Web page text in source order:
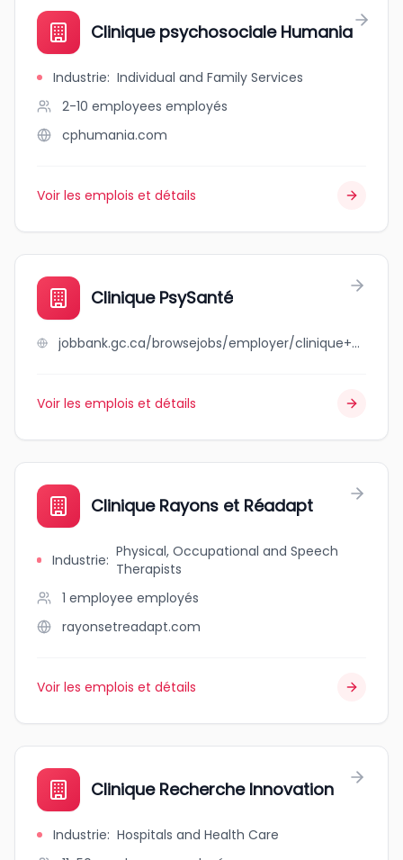
Clinique psychosociale Humania
Industrie: Individual and Family Services
2-10 employees employés
cphumania.com
Voir les emplois et détails
Clinique PsySanté
jobbank.gc.ca/browsejobs/employer/clinique+psysant%C3%A9/ca
Voir les emplois et détails
Clinique Rayons et Réadapt
Industrie: Physical, Occupational and Speech
Therapists
1 employee employés
rayonsetreadapt.com
Voir les emplois et détails
Clinique Recherche Innovation
Industrie: Hospitals and Health Care